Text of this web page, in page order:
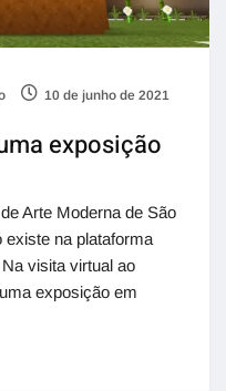
10 de junho de 2021
exposição
Arte Moderna de São
existe na plataforma
visita virtual ao
exposição em